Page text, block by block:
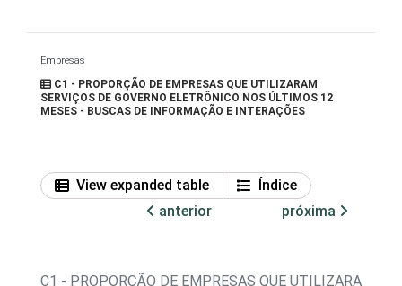
Empresas
C1 - PROPORÇÃO DE EMPRESAS QUE UTILIZARAM
SERVIÇOS DE GOVERNO ELETRÔNICO NOS ÚLTIMOS 12
MESES - BUSCAS DE INFORMAÇÃO E INTERAÇÕES
View expanded table
Índice
anterior
próxima
C1 - PROPORÇÃO DE EMPRESAS QUE UTILIZARAM